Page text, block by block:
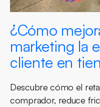
¿Cómo
marketing la
cliente en
Descubre cómo el
comprador, reduce